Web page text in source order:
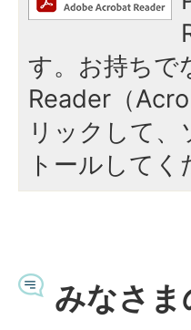
す。お持ちで
Reader（
リックして
トールしてく
みなさ